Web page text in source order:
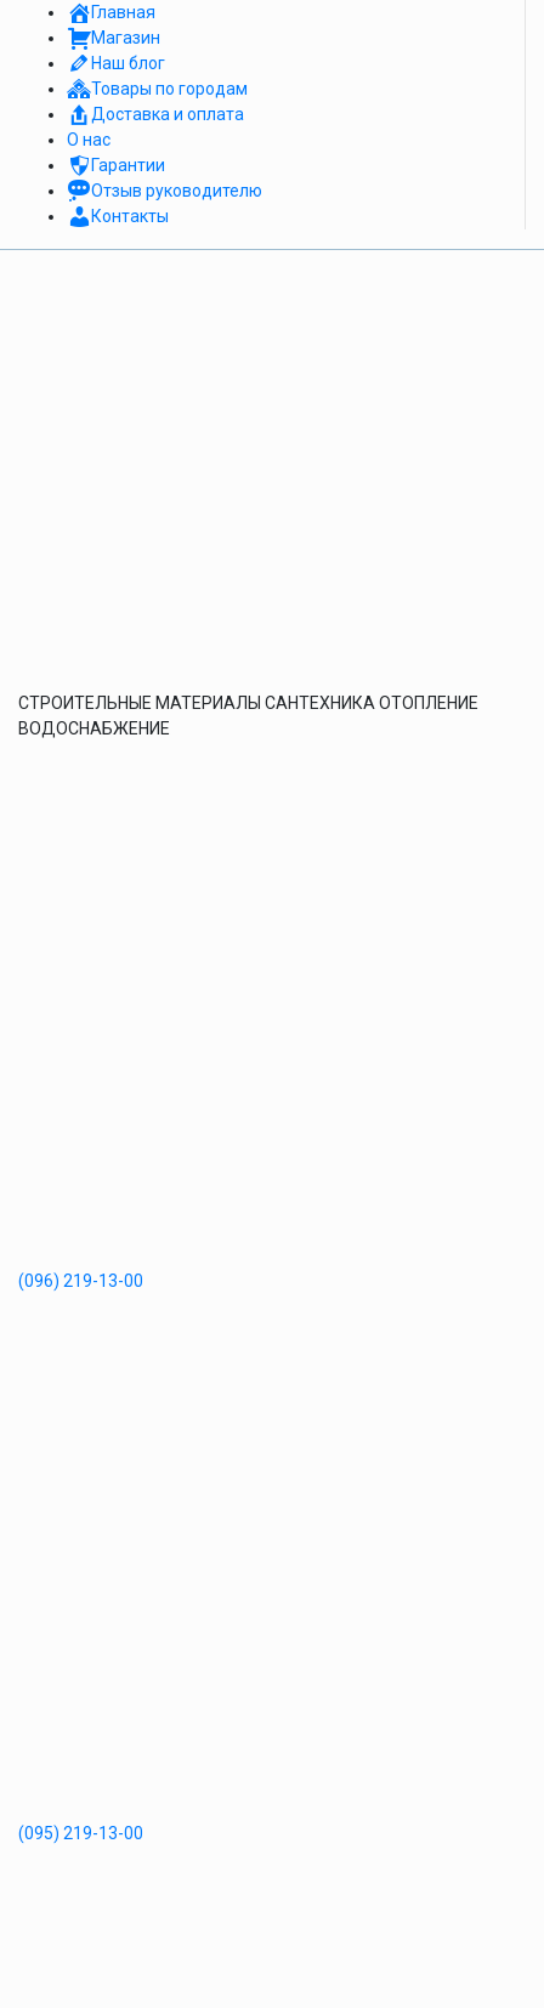
Главная
Магазин
Наш блог
Товары по городам
Доставка и оплата
О нас
Гарантии
Отзыв руководителю
Контакты
СТРОИТЕЛЬНЫЕ МАТЕРИАЛЫ САНТЕХНИКА ОТОПЛЕНИЕ
ВОДОСНАБЖЕНИЕ
(096) 219-13-00
(095) 219-13-00